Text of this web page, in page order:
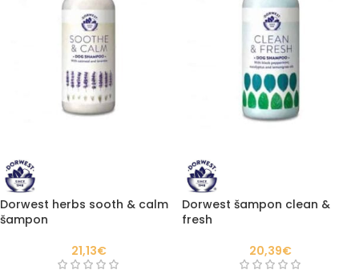
Dorwest herbs sooth & calm
šampon
21,13€
Dorwest šampon clean &
fresh
20,39€